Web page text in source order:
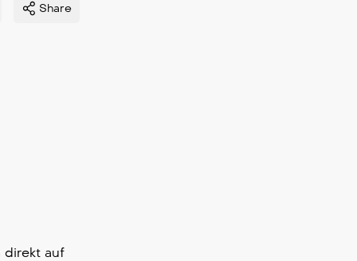
Share
direkt auf